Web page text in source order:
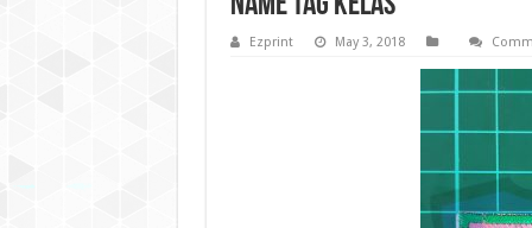
Ezprint May 3, 2018